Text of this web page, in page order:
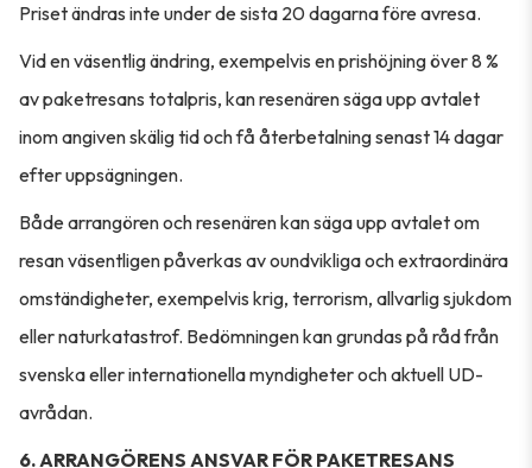
Priset ändras inte under de sista 20 dagarna före avresa.
Vid en väsentlig ändring, exempelvis en prishöjning över 8 %
av paketresans totalpris, kan resenären säga upp avtalet
inom angiven skälig tid och få återbetalning senast 14 dagar
efter uppsägningen.
Både arrangören och resenären kan säga upp avtalet om
resan väsentligen påverkas av oundvikliga och extraordinära
omständigheter, exempelvis krig, terrorism, allvarlig sjukdom
eller naturkatastrof. Bedömningen kan grundas på råd från
svenska eller internationella myndigheter och aktuell UD-
avrådan.
6. ARRANGÖRENS ANSVAR FÖR PAKETRESANS